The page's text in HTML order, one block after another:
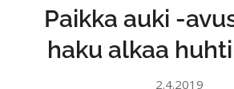
Paikka auki -
haku alkaa
2.4.2019